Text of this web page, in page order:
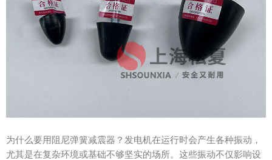
为什么要用阻尼弹簧减震器？发电机在运行时会产生各种振动，
尤其是在复杂环境或基础不够坚实的场所。这些振动不仅影响设